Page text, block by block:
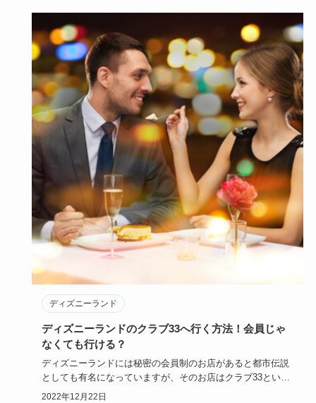
ディズニーランド
ディズニーランドのクラブ33へ行く方法！会員じゃ
なくても行ける？
ディズニーランドには秘密の会員制のお店があると都市伝説
としても有名になっていますが、そのお店はクラブ33という
実在するお店…
2022年12月22日